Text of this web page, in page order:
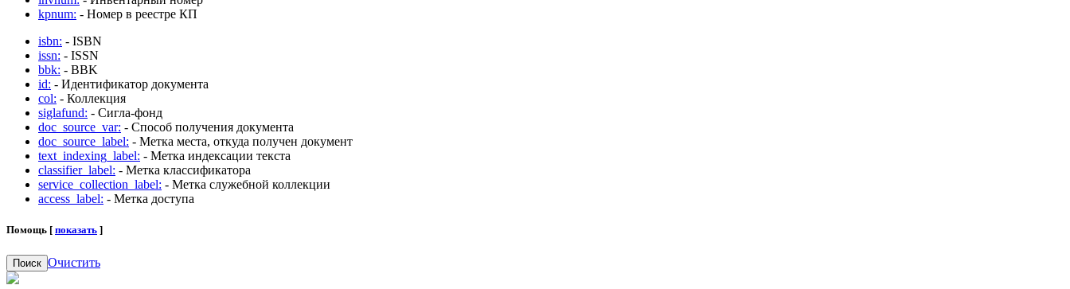
kpnum: - Номер в реестре КП
isbn: - ISBN
issn: - ISSN
bbk: - BBK
id: - Идентификатор документа
col: - Коллекция
siglafund: - Сигла-фонд
doc_source_var: - Способ получения документа
doc_source_label: - Метка места, откуда получен документ
text_indexing_label: - Метка индексации текста
classifier_label: - Метка классификатора
service_collection_label: - Метка служебной коллекции
access_label: - Метка доступа
Помощь [ показать ]
Поиск Очистить